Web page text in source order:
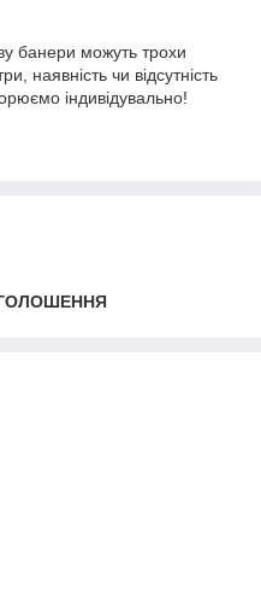
банери можуть трохи
наявність чи відсутність
індивідувально!